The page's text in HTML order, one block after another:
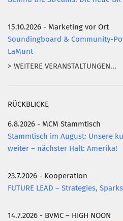
15.10.2026 - Marketing vor Ort
Soundingboard & Community-
LaMunt
> WEITERE VERANSTALTUNGEN...
RÜCKBLICKE
6.8.2026 - MCM Stammtisch
Stammtisch im August: Unsere
weiter – nächster Halt: Amerika!
23.7.2026 - Kooperation
FUTURE LEAD – Strategies,
14.7.2026 - BVMC – HIGH NOON